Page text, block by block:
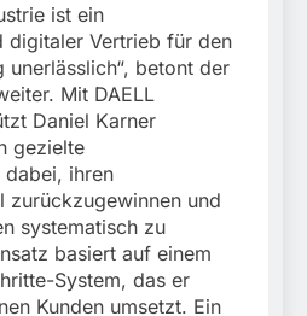
ist ein
digitaler Vertrieb für den
unerlässlich“, betont der
Mit DAELL
Daniel Karner
gezielte
dabei, ihren
zurückzugewinnen und
systematisch zu
basiert auf einem
System, das er
Kunden umsetzt. Ein